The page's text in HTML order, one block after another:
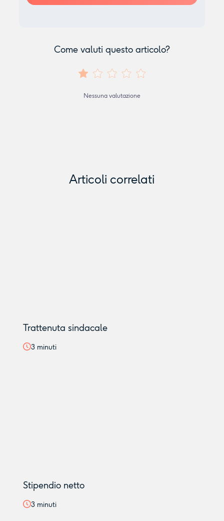
Come valuti questo articolo?
Nessuna valutazione
Articoli correlati
Trattenuta sindacale
3minuti
Stipendio netto
3minuti